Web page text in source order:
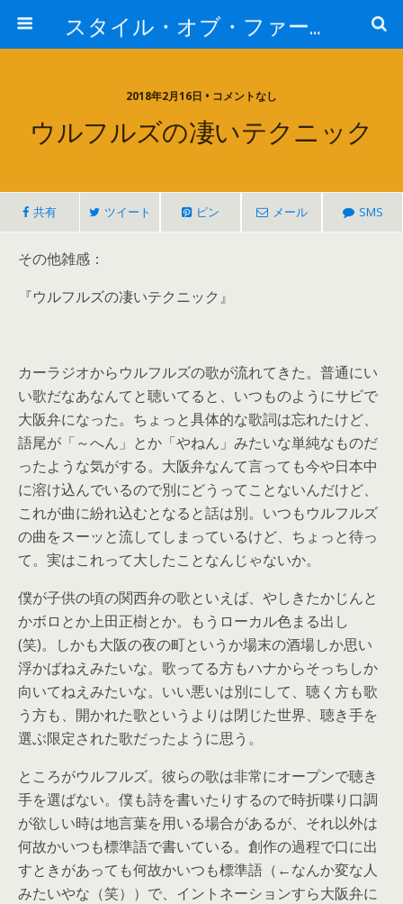
スタイル・オブ・ファー・イースト
2018年2月16日 • コメントなし
ウルフルズの凄いテクニック
共有 ツイート ピン メール SMS
その他雑感：
『ウルフルズの凄いテクニック』
カーラジオからウルフルズの歌が流れてきた。普通にい
い歌だなあなんてと聴いてると、いつものようにサビで
大阪弁になった。ちょっと具体的な歌詞は忘れたけど、
語尾が「～へん」とか「やねん」みたいな単純なものだ
ったような気がする。大阪弁なんて言っても今や日本中
に溶け込んでいるので別にどうってことないんだけど、
これが曲に紛れ込むとなると話は別。いつもウルフルズ
の曲をスーッと流してしまっているけど、ちょっと待っ
て。実はこれって大したことなんじゃないか。
僕が子供の頃の関西弁の歌といえば、やしきたかじんと
かボロとか上田正樹とか。もうローカル色まる出し
(笑)。しかも大阪の夜の町というか場末の酒場しか思い
浮かばねえみたいな。歌ってる方もハナからそっちしか
向いてねえみたいな。いい悪いは別にして、聴く方も歌
う方も、開かれた歌というよりは閉じた世界、聴き手を
選ぶ限定された歌だったように思う。
ところがウルフルズ。彼らの歌は非常にオープンで聴き
手を選ばない。僕も詩を書いたりするので時折喋り口調
が欲しい時は地言葉を用いる場合があるが、それ以外は
何故かいつも標準語で書いている。創作の過程で口に出
すときがあっても何故かいつも標準語（←なんか変な人
みたいやな（笑））で、イントネーションすら大阪弁に